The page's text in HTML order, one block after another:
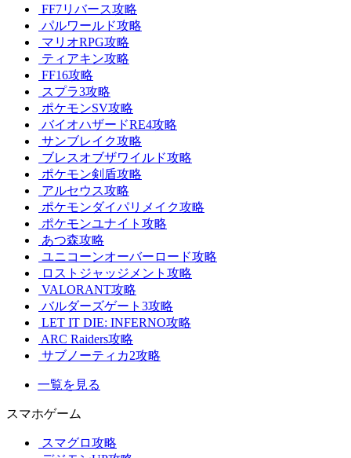
FF7リバース攻略
パルワールド攻略
マリオRPG攻略
ティアキン攻略
FF16攻略
スプラ3攻略
ポケモンSV攻略
バイオハザードRE4攻略
サンブレイク攻略
ブレスオブザワイルド攻略
ポケモン剣盾攻略
アルセウス攻略
ポケモンダイパリメイク攻略
ポケモンユナイト攻略
あつ森攻略
ユニコーンオーバーロード攻略
ロストジャッジメント攻略
VALORANT攻略
バルダーズゲート3攻略
LET IT DIE: INFERNO攻略
ARC Raiders攻略
サブノーティカ2攻略
一覧を見る
スマホゲーム
スマグロ攻略